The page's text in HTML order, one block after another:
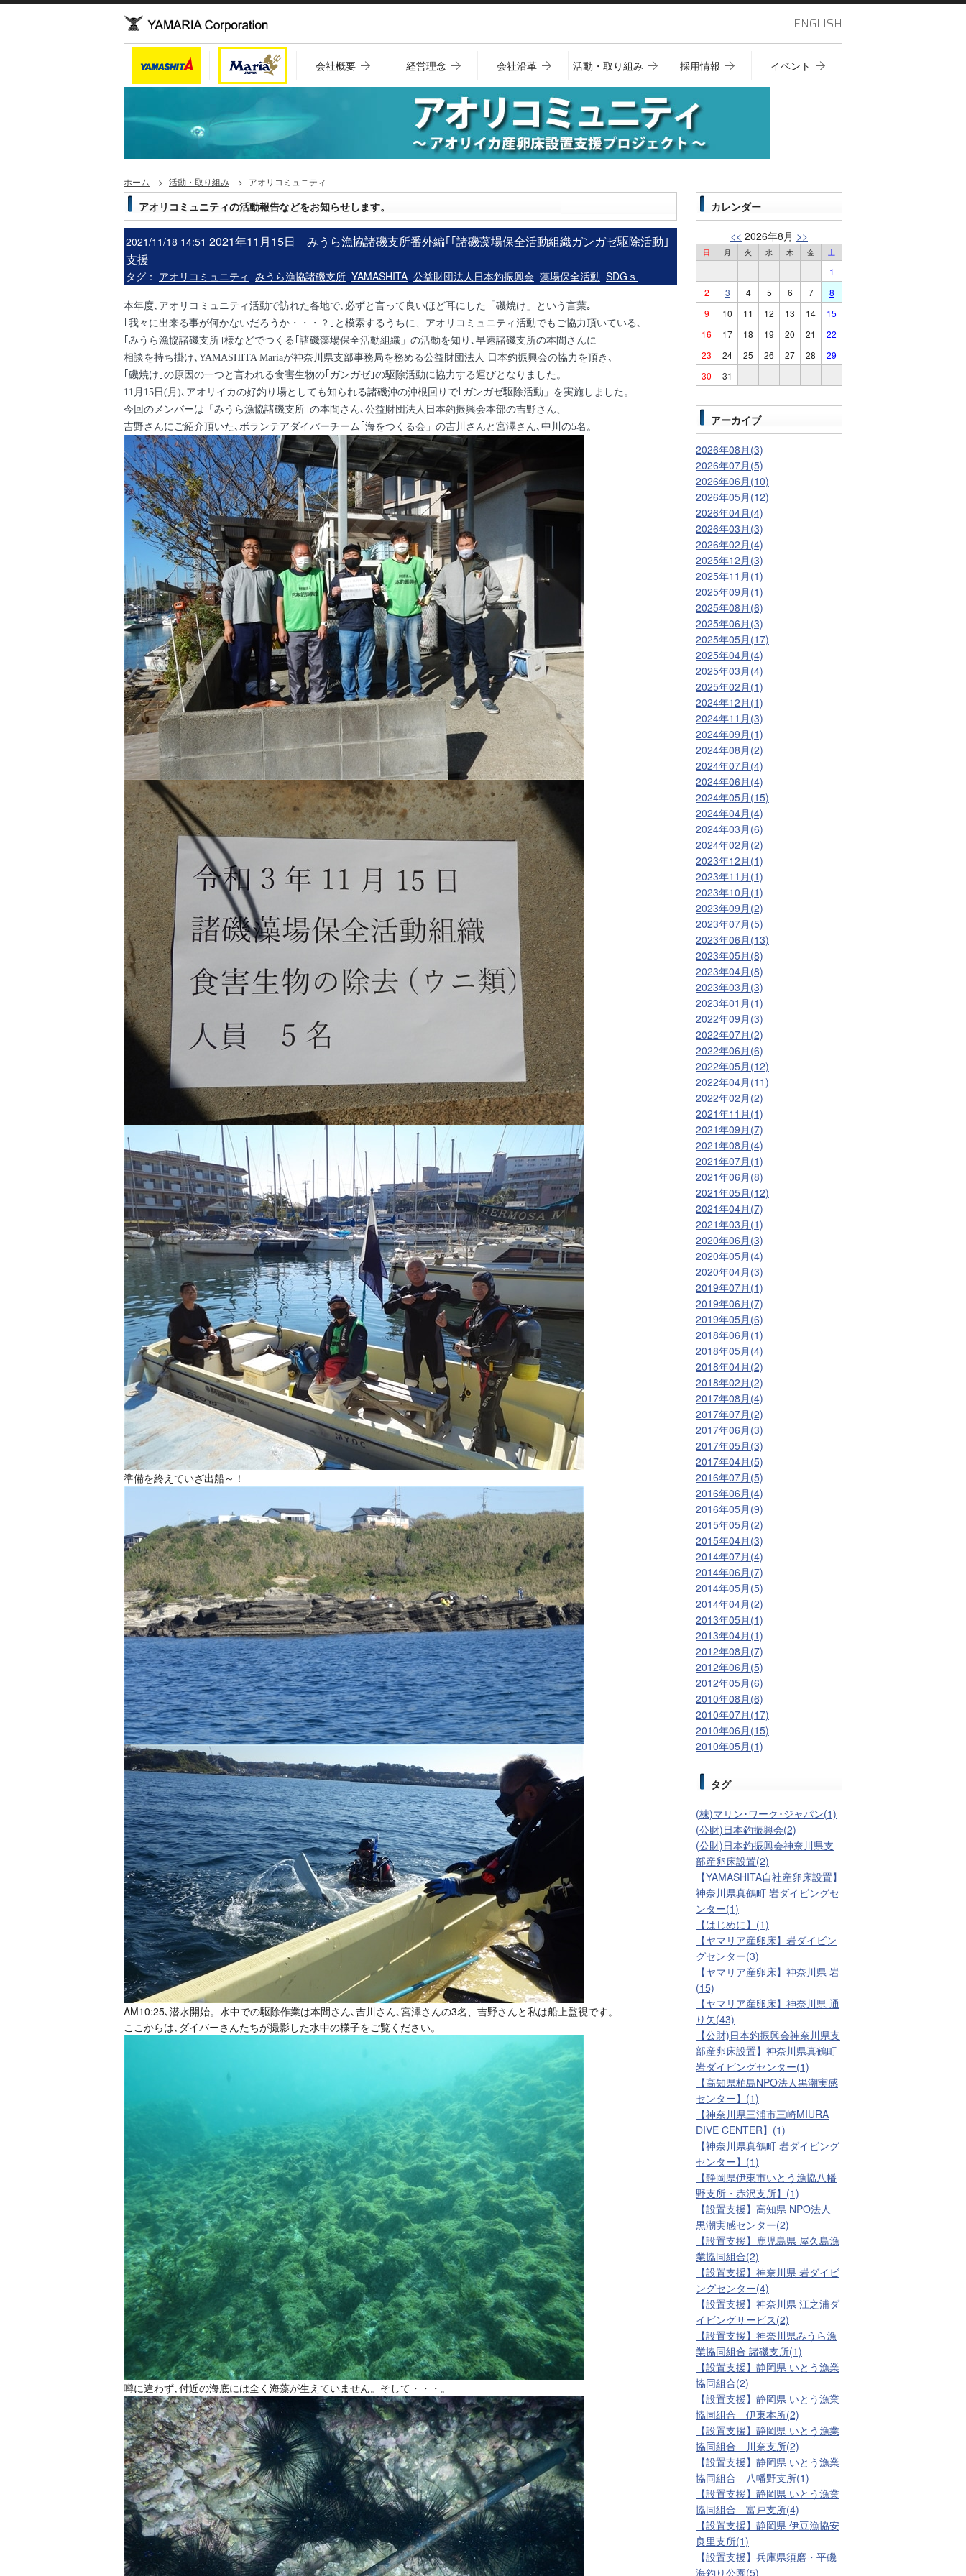
ENGLISH
会社概要 経営理念 会社沿革 活動・取り組み 採用情報 イベント
ホーム 活動・取り組み アオリコミュニティ
アオリコミュニティの活動報告などをお知らせします。
2021/11/18 14:51 2021年11月15日 みうら漁協諸磯支所番外編｢｢諸磯藻場保全活動組織ガンガゼ駆除活動｣
支援
タグ： アオリコミュニティ みうら漁協諸磯支所 YAMASHITA 公益財団法人日本釣振興会 藻場保全活動 SDGｓ
本年度､アオリコミュニティ活動で訪れた各地で､ 必ずと言って良いほど耳にした「磯焼け」という言葉｡
｢我々に出来る事が何かないだろうか・・・？｣と模索するうちに、 アオリコミュニティ活動でもご協力頂いている､
｢みうら漁協諸磯支所｣様などでつくる｢諸磯藻場保全活動組織」 の活動を知り､早速諸磯支所の本間さんに
相談を持ち掛け､YAMASHITA Mariaが神奈川県支部事務局を務める公益財団法人 日本釣振興会の協力を頂き､
｢磯焼け｣の原因の一つと言われる食害生物の｢ガンガゼ｣の駆除活動に協力する運びとなりました。
11月15日(月)､アオリイカの好釣り場としても知られる諸磯沖の沖根回りで｢ガンガゼ駆除活動」を実施しました。
今回のメンバーは「みうら漁協諸磯支所｣の本間さん､公益財団法人日本釣振興会本部の吉野さん、
吉野さんにご紹介頂いた､ボランテアダイバーチーム｢海をつくる会」の吉川さんと宮澤さん､中川の5名。
準備を終えていざ出船～！
AM10:25､潜水開始。水中での駆除作業は本間さん､吉川さん､宮澤さんの3名、吉野さんと私は船上監視です。
ここからは､ダイバーさんたちが撮影した水中の様子をご覧ください。
噂に違わず､付近の海底には全く海藻が生えていません。そして・・・。
カレンダー
<< 2026年8月 >>
日 月 火 水 木 金 土
1
2
3 4 5 6 7
8
9
10 11 12 13 14
15
16
17 18 19 20 21
22
23
24 25 26 27 28
29
30
31
アーカイブ
2026年08月(3)
2026年07月(5)
2026年06月(10)
2026年05月(12)
2026年04月(4)
2026年03月(3)
2026年02月(4)
2025年12月(3)
2025年11月(1)
2025年09月(1)
2025年08月(6)
2025年06月(3)
2025年05月(17)
2025年04月(4)
2025年03月(4)
2025年02月(1)
2024年12月(1)
2024年11月(3)
2024年09月(1)
2024年08月(2)
2024年07月(4)
2024年06月(4)
2024年05月(15)
2024年04月(4)
2024年03月(6)
2024年02月(2)
2023年12月(1)
2023年11月(1)
2023年10月(1)
2023年09月(2)
2023年07月(5)
2023年06月(13)
2023年05月(8)
2023年04月(8)
2023年03月(3)
2023年01月(1)
2022年09月(3)
2022年07月(2)
2022年06月(6)
2022年05月(12)
2022年04月(11)
2022年02月(2)
2021年11月(1)
2021年09月(7)
2021年08月(4)
2021年07月(1)
2021年06月(8)
2021年05月(12)
2021年04月(7)
2021年03月(1)
2020年06月(3)
2020年05月(4)
2020年04月(3)
2019年07月(1)
2019年06月(7)
2019年05月(6)
2018年06月(1)
2018年05月(4)
2018年04月(2)
2018年02月(2)
2017年08月(4)
2017年07月(2)
2017年06月(3)
2017年05月(3)
2017年04月(5)
2016年07月(5)
2016年06月(4)
2016年05月(9)
2015年05月(2)
2015年04月(3)
2014年07月(4)
2014年06月(7)
2014年05月(5)
2014年04月(2)
2013年05月(1)
2013年04月(1)
2012年08月(7)
2012年06月(5)
2012年05月(6)
2010年08月(6)
2010年07月(17)
2010年06月(15)
2010年05月(1)
タグ
(株)マリン･ワーク･ジャパン(1)
(公財)日本釣振興会(2)
(公財)日本釣振興会神奈川県支
部産卵床設置(2)
【YAMASHITA自社産卵床設置】
神奈川県真鶴町 岩ダイビングセ
ンター(1)
【はじめに】(1)
【ヤマリア産卵床】岩ダイビン
グセンター(3)
【ヤマリア産卵床】神奈川県 岩
(15)
【ヤマリア産卵床】神奈川県 通
り矢(43)
【公財)日本釣振興会神奈川県支
部産卵床設置】神奈川県真鶴町
岩ダイビングセンター(1)
【高知県柏島NPO法人黒潮実感
センター】(1)
【神奈川県三浦市三崎MIURA
DIVE CENTER】(1)
【神奈川県真鶴町 岩ダイビング
センター】(1)
【静岡県伊東市いとう漁協八幡
野支所・赤沢支所】(1)
【設置支援】高知県 NPO法人
黒潮実感センター(2)
【設置支援】鹿児島県 屋久島漁
業協同組合(2)
【設置支援】神奈川県 岩ダイビ
ングセンター(4)
【設置支援】神奈川県 江之浦ダ
イビングサービス(2)
【設置支援】神奈川県みうら漁
業協同組合 諸磯支所(1)
【設置支援】静岡県 いとう漁業
協同組合(2)
【設置支援】静岡県 いとう漁業
協同組合 伊東本所(2)
【設置支援】静岡県 いとう漁業
協同組合 川奈支所(2)
【設置支援】静岡県 いとう漁業
協同組合 八幡野支所(1)
【設置支援】静岡県 いとう漁業
協同組合 富戸支所(4)
【設置支援】静岡県 伊豆漁協安
良里支所(1)
【設置支援】兵庫県須磨・平磯
海釣り公園(5)